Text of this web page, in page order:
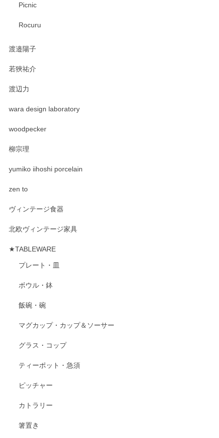
Picnic
Rocuru
渡邉陽子
若狹祐介
渡辺力
wara design laboratory
woodpecker
柳宗理
yumiko iihoshi porcelain
zen to
ヴィンテージ食器
北欧ヴィンテージ家具
★TABLEWARE
プレート・皿
ボウル・鉢
飯碗・碗
マグカップ・カップ＆ソーサー
グラス・コップ
ティーポット・急須
ピッチャー
カトラリー
箸置き